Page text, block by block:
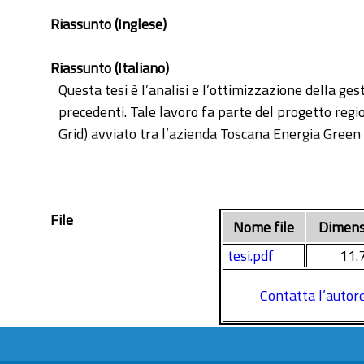
Riassunto (Inglese)
Riassunto (Italiano)
Questa tesi è l’analisi e l’ottimizzazione della
precedenti. Tale lavoro fa parte del progetto
Grid) avviato tra l’azienda Toscana Energia
Questo studio propone una valutazione sulla
funzionamento in condizioni vicine a quelle di
termico e dei sistemi ausiliari integrativi già
delle due PDC ed è stata poi valutata la logica
minimizzare il consumo dei sistemi ausiliari,
basasse la logica di accensione/spegnimento
risultati sono stati confrontati sulla base di
File Nome file
tesi.pdf
Contatta